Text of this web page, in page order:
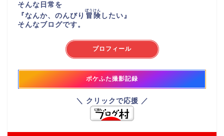
そんな日常を
『なんか、のんびり 冒険
ぼうけん
したい 』
そんなブログです。
プロフィール
ポケふた撮影記録
＼ クリックで応援 ／